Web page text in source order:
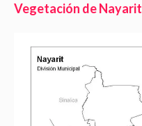
Vegetación de Nayarit